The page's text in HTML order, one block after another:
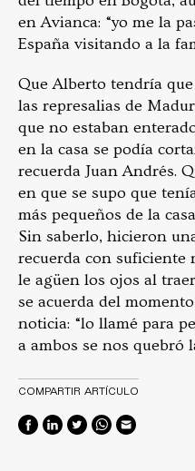
en Avianca: “yo me la
España visitando a la
Que Alberto tendría
las represalias de
que no estaban
en la casa se podía
recuerda Juan Andrés.
en que se supo que
más pequeños de la
Sin saberlo, hicieron
recuerda con suficiente
le agüen los ojos al
se acuerda del
noticia: “lo llamé para
a ambos se nos quebró
COMPARTIR ARTÍCULO